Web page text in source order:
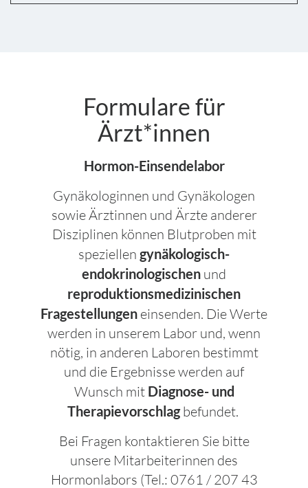
Formulare für
Ärzt*innen
Hormon-Einsendelabor
Gynäkologinnen und Gynäkologen
sowie Ärztinnen und Ärzte anderer
Disziplinen können Blutproben mit
speziellen gynäkologisch-
endokrinologischen und
reproduktionsmedizinischen
Fragestellungen einsenden. Die Werte
werden in unserem Labor und, wenn
nötig, in anderen Laboren bestimmt
und die Ergebnisse werden auf
Wunsch mit Diagnose- und
Therapievorschlagbefundet.
Bei Fragen kontaktieren Sie bitte
unsere Mitarbeiterinnen des
Hormonlabors (Tel.: 0761 / 207 43